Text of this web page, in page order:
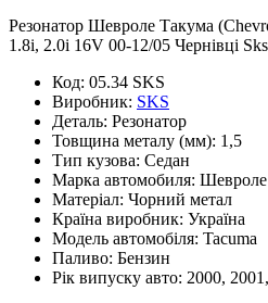
Резонатор Шевроле Такума
1.8i, 2.0i 16V 00-12/05 Чернівці
Код: 05.34 SKS
Виробник: SKS
Деталь: Резонатор
Товщина металу (мм): 1,5
Тип кузова: Седан
Марка автомобиля: Шевроле
Матеріал: Чорний метал
Країна виробник: Україна
Модель автомобіля: Tacuma
Паливо: Бензин
Рік випуску авто: 2000,